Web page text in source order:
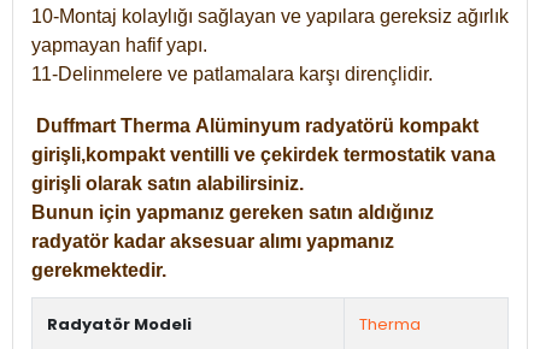
10-Montaj kolaylığı sağlayan ve yapılara gereksiz ağırlık
yapmayan hafif yapı.
11-Delinmelere ve patlamalara karşı dirençlidir.
Duffmart Therma Alüminyum radyatörü kompakt
girişli,kompakt ventilli ve çekirdek termostatik vana
girişli olarak satın alabilirsiniz.
Bunun için yapmanız gereken satın aldığınız
radyatör kadar aksesuar alımı yapmanız
gerekmektedir.
Radyatör Modeli Therma